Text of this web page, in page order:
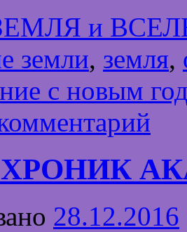
и
земли, земля,
с новым
ХРОНИК
28.12.2016